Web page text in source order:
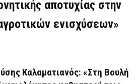
αποτυχίας στην
ενισχύσεων»
Καλαματιανός: «Στη Βουλή